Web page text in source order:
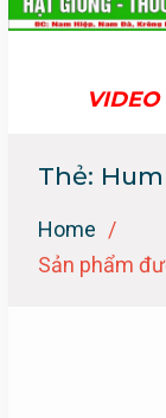
Thẻ:
Home
Sản phẩm